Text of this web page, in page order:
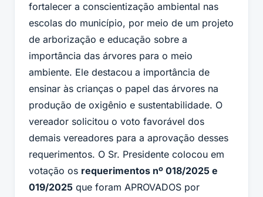
fortalecer a conscientização ambiental nas
escolas do município, por meio de um projeto
de arborização e educação sobre a
importância das árvores para o meio
ambiente. Ele destacou a importância de
ensinar às crianças o papel das árvores na
produção de oxigênio e sustentabilidade. O
vereador solicitou o voto favorável dos
demais vereadores para a aprovação desses
requerimentos. O Sr. Presidente colocou em
votação os requerimentos nº 018/2025 e
019/2025 que foram APROVADOS por